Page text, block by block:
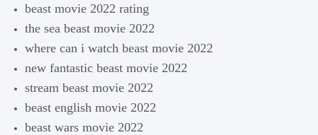
beast movie 2022 rating
the sea beast movie 2022
where can i watch beast movie 2022
new fantastic beast movie 2022
stream beast movie 2022
beast english movie 2022
beast wars movie 2022